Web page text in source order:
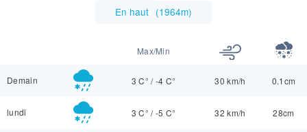
En haut (1964m)
Max/Min
Demain 3 C° / -4 C° 30 km/h 0.1cm
lundi 3 C° / -5 C° 32 km/h 28cm